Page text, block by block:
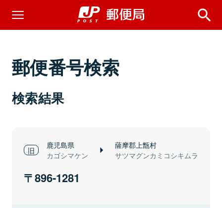
郵便番号検索
検索結果
鹿児島県
カゴシマケン
薩摩郡上甑村
サツマグンカミコシキムラ
896-1281